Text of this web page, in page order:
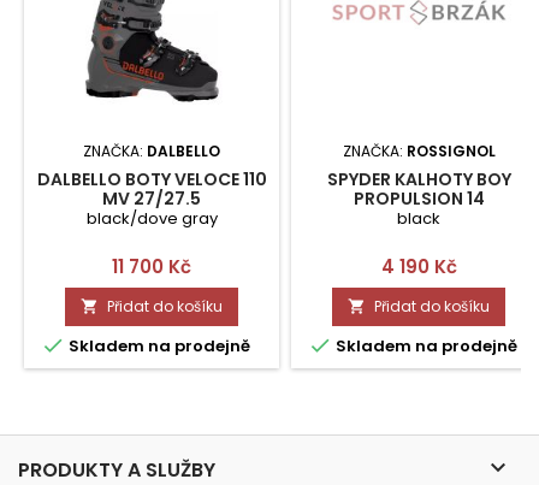
ZNAČKA: DALBELLO
DALBELLO BOTY VELOCE 110
MV 27/27.5
black/dove gray
Cena
11 700 Kč
 Přidat do košíku
 Skladem na prodejně
ZNAČKA: ROSSIGNOL
SPYDER KALHOTY BOY
PROPULSION 14
black
Cena
4 190 Kč
 Přidat do košíku
 Skladem na prodejně
PRODUKTY A SLUŽBY 